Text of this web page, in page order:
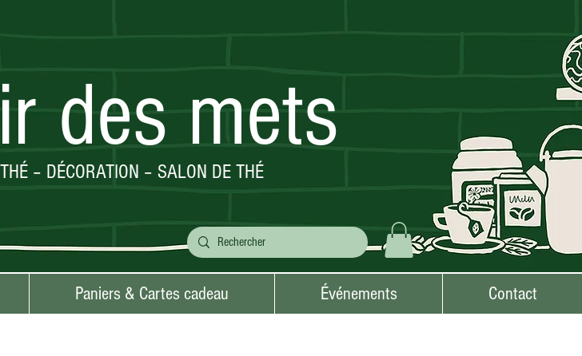
des mets
– DÉCORATION – SALON DE THÉ
Paniers & Cartes cadeau Événements Contact